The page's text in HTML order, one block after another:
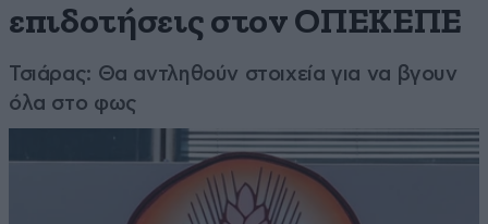
επιδοτήσεις στον ΟΠΕΚΕΠΕ
Τσιάρας: Θα αντληθούν στοιχεία για να βγουν
όλα στο φως